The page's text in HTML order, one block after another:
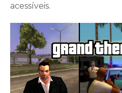
acessíveis.